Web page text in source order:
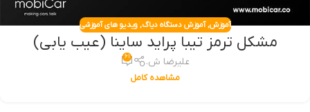
آموزش,آموزش دستگاه دیاگ,ویدیو های آموزشی
مشکل ترمز تیبا پراید ساینا (عیب یابی)
علیرضا ش. ۶۱
مشاهده کامل